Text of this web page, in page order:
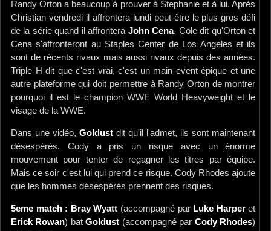
Randy Orton a beaucoup à prouver à Stephanie et à lui. Après
Christian vendredi il affrontera lundi peut-être le plus gros défi
de la série quand il affrontera John Cena. Cole dit qu'Orton et
Cena s'affronteront au Staples Center de Los Angeles et ils
sont de récents rivaux mais aussi rivaux depuis des années.
Triple H dit que c'est vrai, c'est un main event épique et une
autre plateforme qui doit permettre à Randy Orton de montrer
pourquoi il est le champion WWE World Heavyweight et le
visage de la WWE.
Dans une vidéo,Goldust dit qu'il l'admet, ils sont maintenant
désespérés. Cody a pris un risque avec un énorme
mouvement pour tenter de regagner les titres par équipe.
Mais ce soir c'est lui qui prend ce risque. Cody Rhodes ajoute
que les hommes désespérés prennent des risques.
5eme match : Bray Wyatt (accompagné par Luke Harperet
Erick Rowan) batGoldust (accompagné par Cody Rhodes)